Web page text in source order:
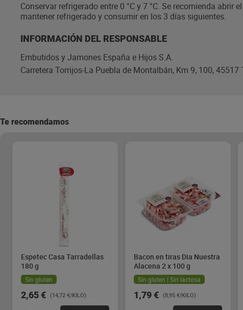
Conservar refrigerado entre 0 °C y 7 °C. Se recomienda
mantener refrigerado y consumir en los 3 días siguientes.
INFORMACIÓN DEL RESPONSABLE
Embutidos y Jamones España e Hijos S.A.
Carretera Torrijos-La Puebla de Montalbán, Km 9, 100, 45517
Te recomendamos
Espetec Casa Tarradellas
180 g
Sin gluten
2,65 € (14,72 €/KILO)
Bacon en tiras Dia Nuestra
Alacena 2 x 100 g
Sin gluten | Sin lactosa
1,79 € (8,95 €/KILO)